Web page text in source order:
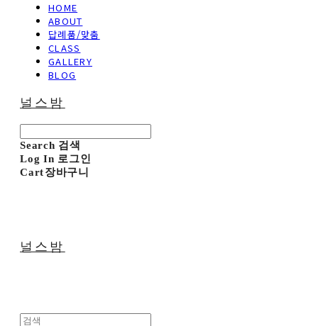
HOME
ABOUT
답례품/맞춤
CLASS
GALLERY
BLOG
널스밤
Search 검색
Log In 로그인
Cart장바구니
널스밤